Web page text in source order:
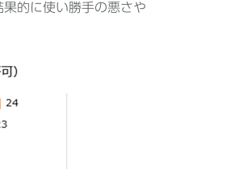
的に使い勝手の悪さや